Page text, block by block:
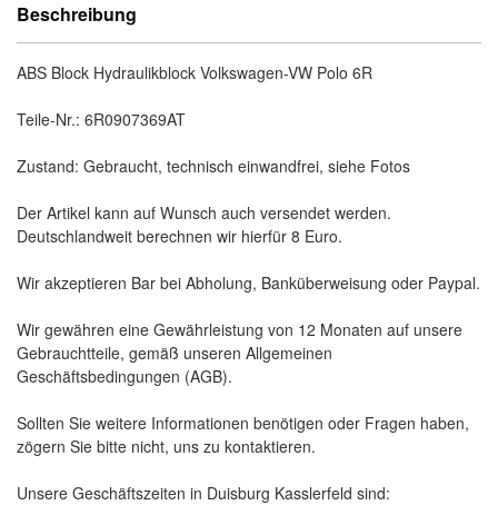
Beschreibung
ABS Block Hydraulikblock Volkswagen-VW Polo 6R
Teile-Nr.: 6R0907369AT
Zustand: Gebraucht, technisch einwandfrei, siehe Fotos
Der Artikel kann auf Wunsch auch versendet werden.
Deutschlandweit berechnen wir hierfür 8 Euro.
Wir akzeptieren Bar bei Abholung, Banküberweisung oder Paypal.
Wir gewähren eine Gewährleistung von 12 Monaten auf unsere
Gebrauchtteile, gemäß unseren Allgemeinen
Geschäftsbedingungen (AGB).
Sollten Sie weitere Informationen benötigen oder Fragen haben,
zögern Sie bitte nicht, uns zu kontaktieren.
Unsere Geschäftszeiten in Duisburg Kasslerfeld sind: